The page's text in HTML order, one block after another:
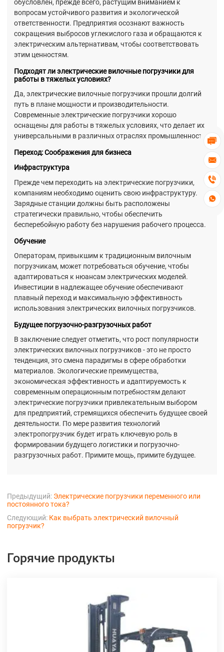




обусловлен, прежде всего, растущим вниманием к
вопросам устойчивого развития и экологической
ответственности. Предприятия осознают важность
сокращения выбросов углекислого газа и обращаются к
электрическим альтернативам, чтобы соответствовать
этим ценностям.
Подходят ли электрические вилочные погрузчики для
работы в тяжелых условиях?
Да, электрические вилочные погрузчики прошли долгий
путь в плане мощности и производительности.
Современные электрические погрузчики хорошо
оснащены для работы в тяжелых условиях, что делает их
универсальными в различных отраслях промышленности.
Переход: Соображения для бизнеса
Инфраструктура
Прежде чем переходить на электрические погрузчики,
компаниям необходимо оценить свою инфраструктуру.
Зарядные станции должны быть расположены
стратегически правильно, чтобы обеспечить
бесперебойную работу без нарушения рабочего процесса.
Обучение
Операторам, привыкшим к традиционным вилочным
погрузчикам, может потребоваться обучение, чтобы
адаптироваться к нюансам электрических моделей.
Инвестиции в надлежащее обучение обеспечивают
плавный переход и максимальную эффективность
использования электрических вилочных погрузчиков.
Будущее погрузочно-разгрузочных работ
В заключение следует отметить, что рост популярности
электрических вилочных погрузчиков - это не просто
тенденция, это смена парадигмы в сфере обработки
материалов. Экологические преимущества,
экономическая эффективность и адаптируемость к
современным операционным потребностям делают
электрические погрузчики привлекательным выбором
для предприятий, стремящихся обеспечить будущее своей
деятельности. По мере развития технологий
электропогрузчик будет играть ключевую роль в
формировании будущего логистики и погрузочно-
разгрузочных работ. Примите мощь, примите будущее.
Предыдущий: Электрические погрузчики переменного или
постоянного тока?
Следующий: Как выбрать электрический вилочный
погрузчик?
Горячие продукты